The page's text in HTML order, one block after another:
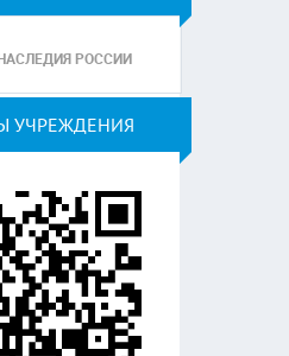
УЧРЕЖДЕНИЯ